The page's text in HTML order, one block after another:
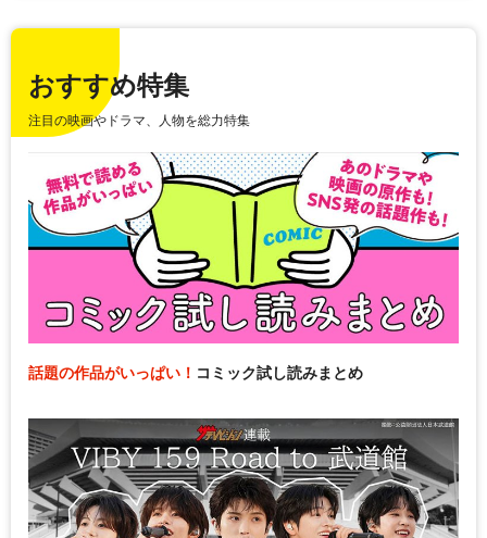
おすすめ特集
注目の映画やドラマ、人物を総力特集
話題の作品がいっぱい！ コミック試し読みまとめ